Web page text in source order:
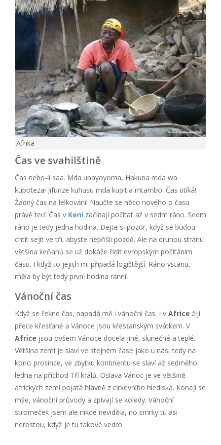
Afrika
Čas ve svahilštině
Čas nebo-li saa. Mda unayoyoma, Hakuna mda wa
kupoteza! Jifunze kuhusu mda kupitia mtambo. Čas utíká!
Žádný čas na lelkování! Naučte se něco nového o času
právě teď. Čas v Keni začínají počítat až v sedm ráno. Sedm
ráno je tedy jedna hodina. Dejte si pozor, když se budou
chtít sejít ve tři, abyste nepřišli pozdě. Ale na druhou stranu
většina keňanů se už dokáže řídit evropským počítáním
času. I když to jejich mi připadá logičtější. Ráno vstanu,
měla by být tedy první hodina ranní.
Vánoční čas
Když se řekne čas, napadá mě i vánoční čas. I v Africe žijí
přece křesťané a Vánoce jsou křesťanským svátkem. V
Africe jsou ovšem Vánoce docela jiné, slunečné a teplé.
Většina zemí je slaví ve stejném čase jako u nás, tedy na
konci prosince, ve zbytku kontinentu se slaví až sedmého
ledna na příchod Tří králů. Oslava Vánoc je ve většině
afrických zemí pojatá hlavně z církevního hlediska. Konají se
mše, vánoční průvody a zpívají se koledy. Vánoční
stromeček jsem ale nikde neviděla, no smrky tu asi
nerostou, když je tu takové vedro.